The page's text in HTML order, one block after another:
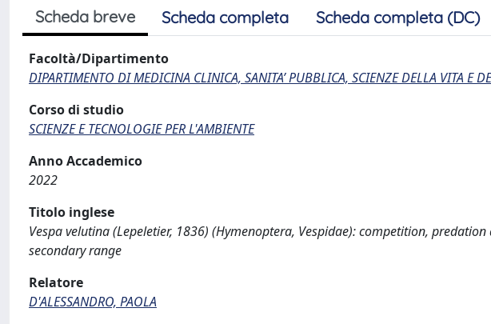
Scheda breve Scheda completa Scheda completa (DC)
Facoltà/Dipartimento
DIPARTIMENTO DI MEDICINA CLINICA, SANITA’ PUBBLICA, SCIENZE DELLA VITA E
Corso di studio
SCIENZE E TECNOLOGIE PER L'AMBIENTE
Anno Accademico
2022
Titolo inglese
Vespa velutina (Lepeletier, 1836) (Hymenoptera, Vespidae): competition,
secondary range
Relatore
D'ALESSANDRO, PAOLA